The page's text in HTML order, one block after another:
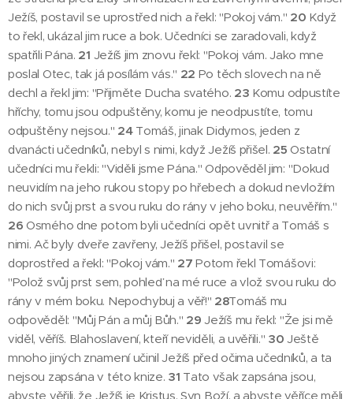
Ježíš, postavil se uprostřed nich a řekl: "Pokoj vám." 20 Když
to řekl, ukázal jim ruce a bok. Učedníci se zaradovali, když
spatřili Pána. 21 Ježíš jim znovu řekl: "Pokoj vám. Jako mne
poslal Otec, tak já posílám vás." 22 Po těch slovech na ně
dechl a řekl jim: "Přijměte Ducha svatého. 23 Komu odpustíte
hříchy, tomu jsou odpuštěny, komu je neodpustíte, tomu
odpuštěny nejsou." 24 Tomáš, jinak Didymos, jeden z
dvanácti učedníků, nebyl s nimi, když Ježíš přišel. 25 Ostatní
učedníci mu řekli: "Viděli jsme Pána." Odpověděl jim: "Dokud
neuvidím na jeho rukou stopy po hřebech a dokud nevložím
do nich svůj prst a svou ruku do rány v jeho boku, neuvěřím."
26 Osmého dne potom byli učedníci opět uvnitř a Tomáš s
nimi. Ač byly dveře zavřeny, Ježíš přišel, postavil se
doprostřed a řekl: "Pokoj vám." 27Potom řekl Tomášovi:
"Polož svůj prst sem, pohleď na mé ruce a vlož svou ruku do
rány v mém boku. Nepochybuj a věř!" 28Tomáš mu
odpověděl: "Můj Pán a můj Bůh." 29Ježíš mu řekl: "Že jsi mě
viděl, věříš. Blahoslavení, kteří neviděli, a uvěřili." 30Ještě
mnoho jiných znamení učinil Ježíš před očima učedníků, a ta
nejsou zapsána v této knize. 31 Tato však zapsána jsou,
abyste věřili, že Ježíš je Kristus, Syn Boží, a abyste věříce měli